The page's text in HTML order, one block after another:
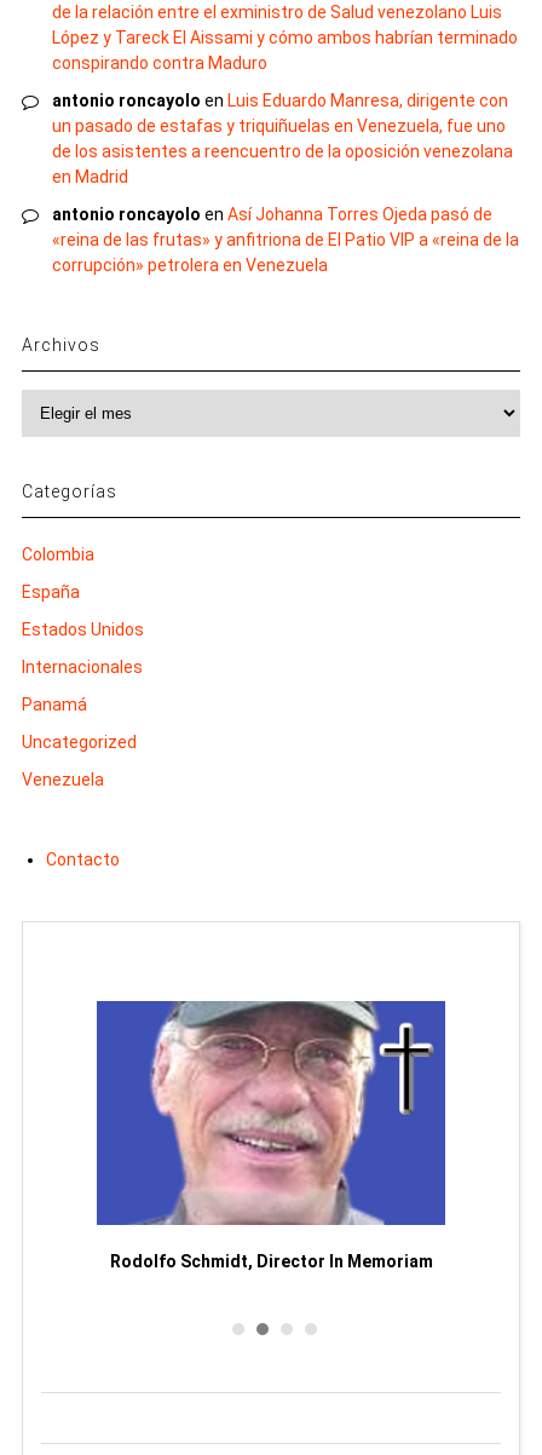
de la relación entre el exministro de Salud venezolano Luis
López y Tareck El Aissami y cómo ambos habrían terminado
conspirando contra Maduro
antonio roncayolo en Luis Eduardo Manresa, dirigente con
un pasado de estafas y triquiñuelas en Venezuela, fue uno
de los asistentes a reencuentro de la oposición venezolana
en Madrid
antonio roncayolo en Así Johanna Torres Ojeda pasó de
«reina de las frutas» y anfitriona de El Patio VIP a «reina de la
corrupción» petrolera en Venezuela
Archivos
Categorías
Colombia
España
Estados Unidos
Internacionales
Panamá
Uncategorized
Venezuela
Contacto
Rodolfo Schmidt, Director In Memoriam